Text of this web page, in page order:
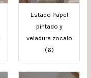
Estado Papel
pintado y
veladura zocalo
(6)